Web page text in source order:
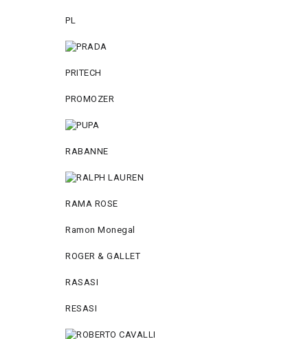
PL
PRITECH
PROMOZER
RABANNE
RAMA ROSE
Ramon Monegal
ROGER & GALLET
RASASI
RESASI